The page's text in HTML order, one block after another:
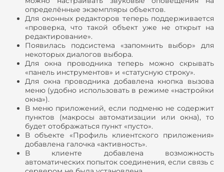
определённые экземпляры объектов.
Для оконных редакторов теперь поддерживается
«проверка, что такой объект уже не открыт на
редактирование».
Появилась подсистема «запомнить выбор» для
некоторых диалогов выбора.
Для окна проводника теперь можно скрывать
«панель инструментов» и «статусную строку».
Для окна проводника добавлена кнопка вызова
меню (удобно использовать в режиме «настройки
окна»).
В меню приложений, если подменю не содержит
пунктов (макросы автоматизации или окна), то
будет отображаться пункт «пусто».
В объекте «Профиль клиентского приложения»
добавлена галочка «активность».
В клиенте добавлена возможность
автоматических попыток соединения, если связь с